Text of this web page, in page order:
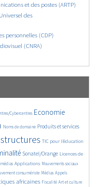
et des postes (ARTP)
des
personnelles (CDP)
(CNRA)
Cybercentres Economie
Noms de domaine Produits et services
TIC pour l’éducation
Sonatel/Orange Licences de
Applications Mouvements sociaux
consumériste Médias Appels
africaines Fiscalité Art et culture